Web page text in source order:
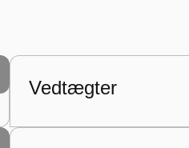
Vedtægter